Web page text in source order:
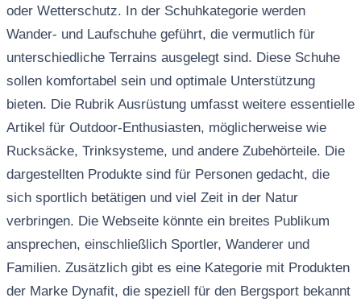
oder Wetterschutz. In der Schuhkategorie werden
Wander- und Laufschuhe geführt, die vermutlich für
unterschiedliche Terrains ausgelegt sind. Diese Schuhe
sollen komfortabel sein und optimale Unterstützung
bieten. Die Rubrik Ausrüstung umfasst weitere essentielle
Artikel für Outdoor-Enthusiasten, möglicherweise wie
Rucksäcke, Trinksysteme, und andere Zubehörteile. Die
dargestellten Produkte sind für Personen gedacht, die
sich sportlich betätigen und viel Zeit in der Natur
verbringen. Die Webseite könnte ein breites Publikum
ansprechen, einschließlich Sportler, Wanderer und
Familien. Zusätzlich gibt es eine Kategorie mit Produkten
der Marke Dynafit, die speziell für den Bergsport bekannt